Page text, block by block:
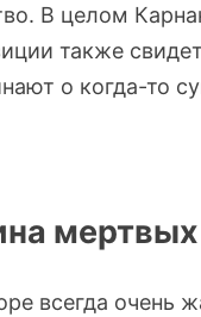
В целом
также
о когда-то
мертвых
всегда очень